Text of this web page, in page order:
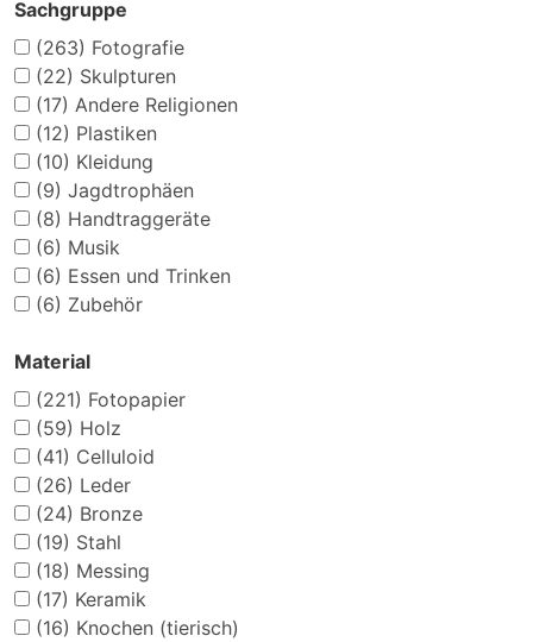
Sachgruppe
(263) Fotografie
(22) Skulpturen
(17) Andere Religionen
(12) Plastiken
(10) Kleidung
(9) Jagdtrophäen
(8) Handtraggeräte
(6) Musik
(6) Essen und Trinken
(6) Zubehör
Material
(221) Fotopapier
(59) Holz
(41) Celluloid
(26) Leder
(24) Bronze
(19) Stahl
(18) Messing
(17) Keramik
(16) Knochen (tierisch)